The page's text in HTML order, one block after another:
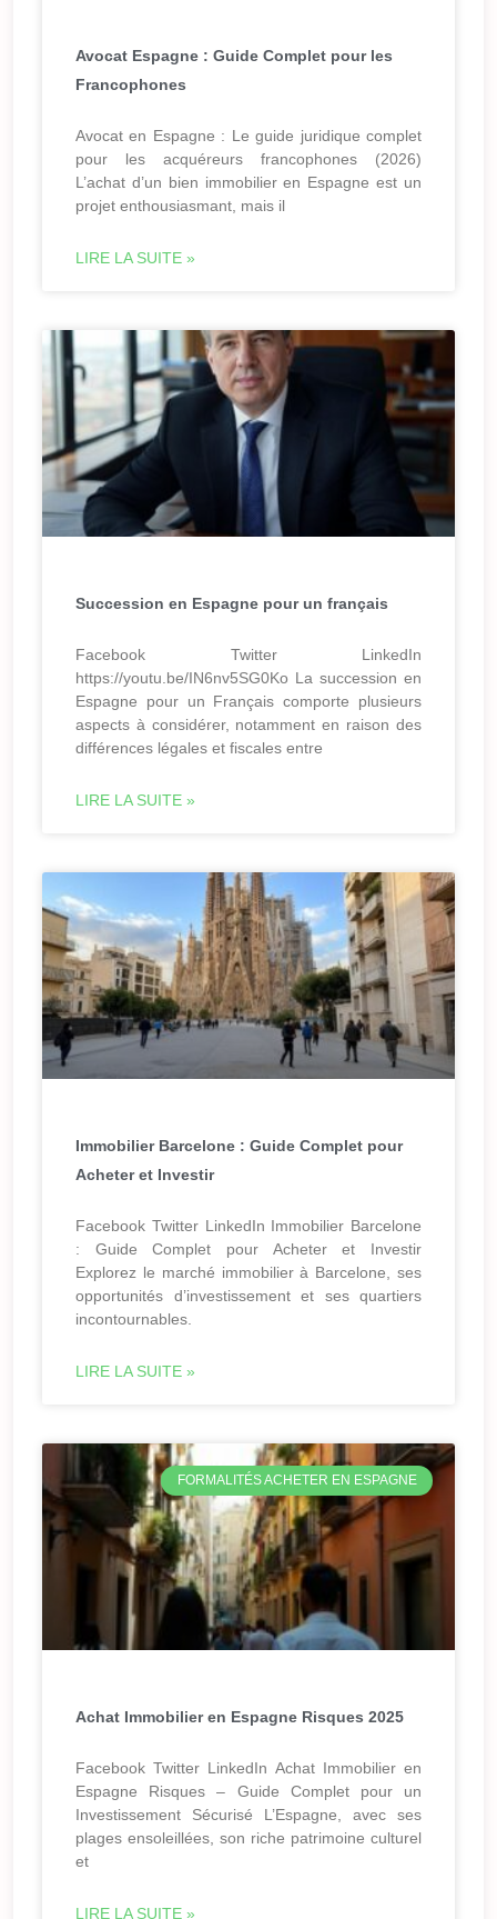
Avocat Espagne : Guide Complet pour les
Francophones
Avocat en Espagne : Le guide juridique complet
pour les acquéreurs francophones (2026)
L’achat d’un bien immobilier en Espagne est un
projet enthousiasmant, mais il
LIRE LA SUITE »
Succession en Espagne pour un français
Facebook Twitter LinkedIn
https://youtu.be/IN6nv5SG0Ko La succession en
Espagne pour un Français comporte plusieurs
aspects à considérer, notamment en raison des
différences légales et fiscales entre
LIRE LA SUITE »
Immobilier Barcelone : Guide Complet pour
Acheter et Investir
Facebook Twitter LinkedIn Immobilier Barcelone
: Guide Complet pour Acheter et Investir
Explorez le marché immobilier à Barcelone, ses
opportunités d’investissement et ses quartiers
incontournables.
LIRE LA SUITE »
FORMALITÉS ACHETER EN ESPAGNE
Achat Immobilier en Espagne Risques 2025
Facebook Twitter LinkedIn Achat Immobilier en
Espagne Risques – Guide Complet pour un
Investissement Sécurisé L’Espagne, avec ses
plages ensoleillées, son riche patrimoine culturel
et
LIRE LA SUITE »